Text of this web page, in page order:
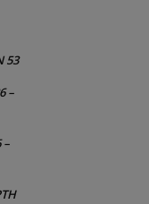
53
–
–